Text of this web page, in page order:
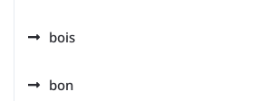
bois
bon